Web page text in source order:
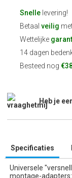
Snellelevering!
Betaal veilig
Wettelijke
14 dagen
Besteed nog
Heb je
Specificaties
Universele
montage-adapters: